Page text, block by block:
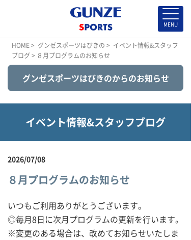
HOME> グンゼスポーツはびきの > イベント情報&スタッフ
ブログ> ８月プログラムのお知らせ
グンゼスポーツはびきのからのお知らせ
イベント情報&スタッフブログ
2026/07/08
８月プログラムのお知らせ
いつもご利用ありがとうございます。
◎毎月8日に次月プログラムの更新を行います。
※変更のある場合は、改めてお知らせいたしま